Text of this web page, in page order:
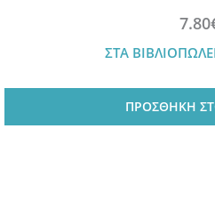
ΣΤΑ
ΠΡΟΣΘΗΚΗ